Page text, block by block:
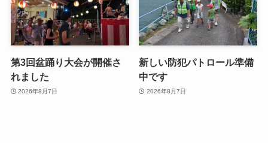
第3回盆踊り大会が開催さ
れました
2026年8月7日
新しい防犯パトロール準備
中です
2026年8月7日